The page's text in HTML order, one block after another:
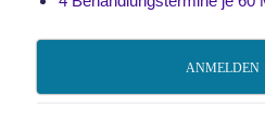
ANMELDEN